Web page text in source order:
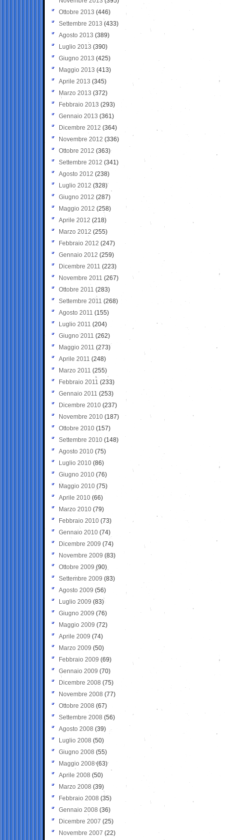
Ottobre 2013 (446)
Settembre 2013 (433)
Agosto 2013 (389)
Luglio 2013 (390)
Giugno 2013 (425)
Maggio 2013 (413)
Aprile 2013 (345)
Marzo 2013 (372)
Febbraio 2013 (293)
Gennaio 2013 (361)
Dicembre 2012 (364)
Novembre 2012 (336)
Ottobre 2012 (363)
Settembre 2012 (341)
Agosto 2012 (238)
Luglio 2012 (328)
Giugno 2012 (287)
Maggio 2012 (258)
Aprile 2012 (218)
Marzo 2012 (255)
Febbraio 2012 (247)
Gennaio 2012 (259)
Dicembre 2011 (223)
Novembre 2011 (267)
Ottobre 2011 (283)
Settembre 2011 (268)
Agosto 2011 (155)
Luglio 2011 (204)
Giugno 2011 (262)
Maggio 2011 (273)
Aprile 2011 (248)
Marzo 2011 (255)
Febbraio 2011 (233)
Gennaio 2011 (253)
Dicembre 2010 (237)
Novembre 2010 (187)
Ottobre 2010 (157)
Settembre 2010 (148)
Agosto 2010 (75)
Luglio 2010 (86)
Giugno 2010 (76)
Maggio 2010 (75)
Aprile 2010 (66)
Marzo 2010 (79)
Febbraio 2010 (73)
Gennaio 2010 (74)
Dicembre 2009 (74)
Novembre 2009 (83)
Ottobre 2009 (90)
Settembre 2009 (83)
Agosto 2009 (56)
Luglio 2009 (83)
Giugno 2009 (76)
Maggio 2009 (72)
Aprile 2009 (74)
Marzo 2009 (50)
Febbraio 2009 (69)
Gennaio 2009 (70)
Dicembre 2008 (75)
Novembre 2008 (77)
Ottobre 2008 (67)
Settembre 2008 (56)
Agosto 2008 (39)
Luglio 2008 (50)
Giugno 2008 (55)
Maggio 2008(63)
Aprile 2008 (50)
Marzo 2008 (39)
Febbraio 2008 (35)
Gennaio 2008 (36)
Dicembre 2007 (25)
Novembre 2007 (22)